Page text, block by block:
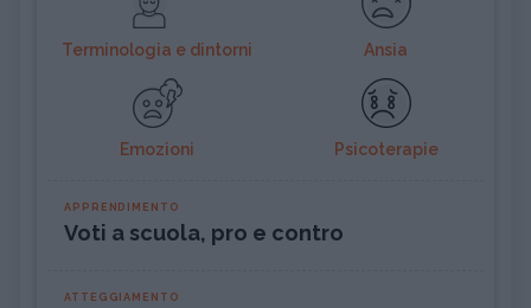
Terminologia e dintorni Ansia
Emozioni Psicoterapie
APPRENDIMENTO
Voti a scuola, pro e contro
ATTEGGIAMENTO